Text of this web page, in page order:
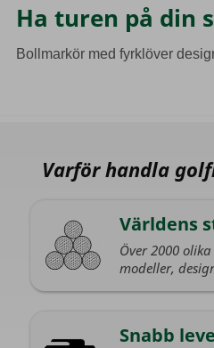
Ha turen på din
Bollmarkör med fyrklöver
Varför handla
Världens
Över 2000
modeller,
Snabb